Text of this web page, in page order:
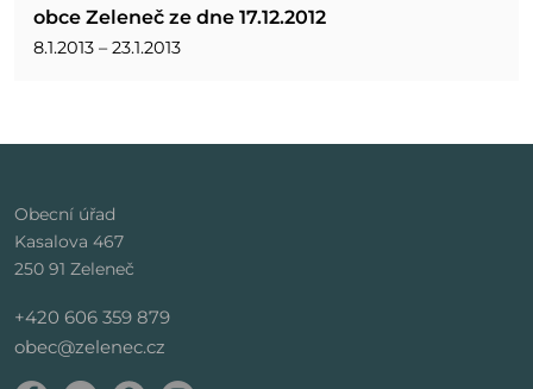
obce Zeleneč ze dne 17.12.2012
8.1.2013 – 23.1.2013
Obecní úřad
Kasalova 467
250 91 Zeleneč
+420 606 359 879
obec@zelenec.cz